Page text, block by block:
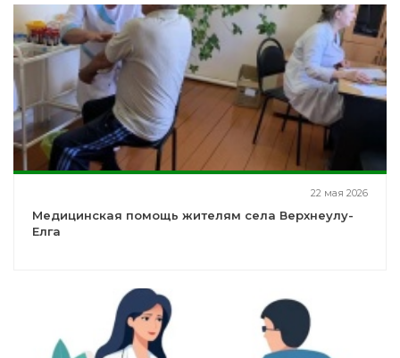
22 мая 2026
Медицинская помощь жителям села Верхнеулу-
Елга